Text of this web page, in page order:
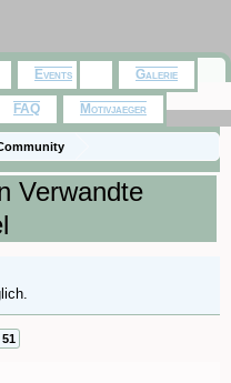
Verwandte
51
Events Galerie
FAQ Motivjaeger